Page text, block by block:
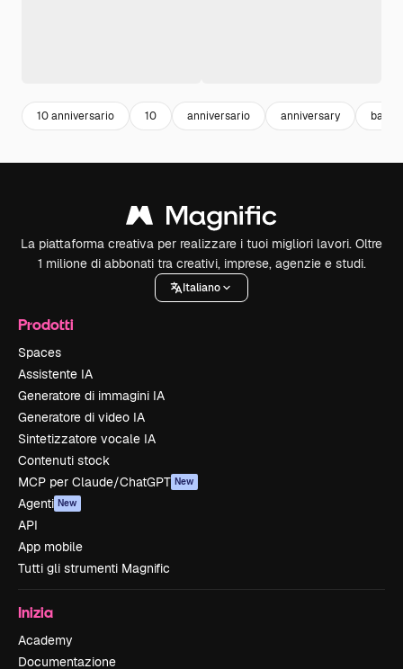
10 anniversario 10 anniversario anniversary
La piattaforma creativa per realizzare i tuoi migliori lavori. Oltre
1 milione di abbonati tra creativi, imprese, agenzie e studi.
Italiano
Prodotti
Spaces
Assistente IA
Generatore di immagini IA
Generatore di video IA
Sintetizzatore vocale IA
Contenuti stock
MCP per Claude/ChatGPT New
Agenti New
API
App mobile
Tutti gli strumenti Magnific
Inizia
Academy
Documentazione